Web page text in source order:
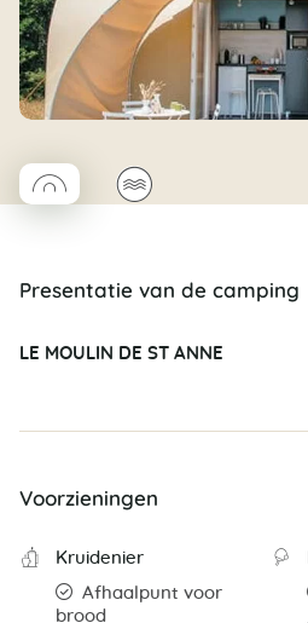
◯Coco rond🌊
Presentatie van de camping
LE MOULIN DE ST ANNE
Voorzieningen
Kruidenier
Afhaalpunt voor
brood